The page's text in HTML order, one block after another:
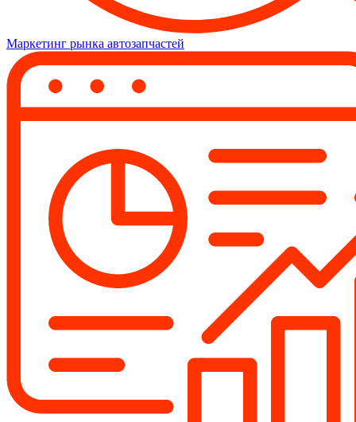
Маркетинг рынка автозапчастей